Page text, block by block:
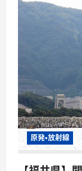
原発・放射線